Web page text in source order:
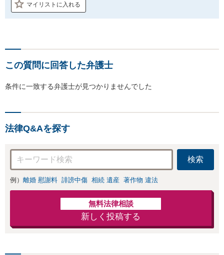
マイリストに入れる
この質問に回答した弁護士
条件に一致する弁護士が見つかりませんでした
法律Q&Aを探す
検索
例） 離婚 慰謝料 誹謗中傷 相続 遺産 著作物 違法
無料法律相談
新しく投稿する